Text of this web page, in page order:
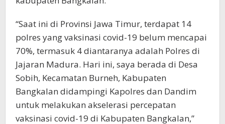
“Saat ini di Provinsi Jawa Timur, terdapat 14
polres yang vaksinasi covid-19 belum mencapai
70%, termasuk 4 diantaranya adalah Polres di
Jajaran Madura. Hari ini, saya berada di Desa
Sobih, Kecamatan Burneh, Kabupaten
Bangkalan didampingi Kapolres dan Dandim
untuk melakukan akselerasi percepatan
vaksinasi covid-19 di Kabupaten Bangkalan,”